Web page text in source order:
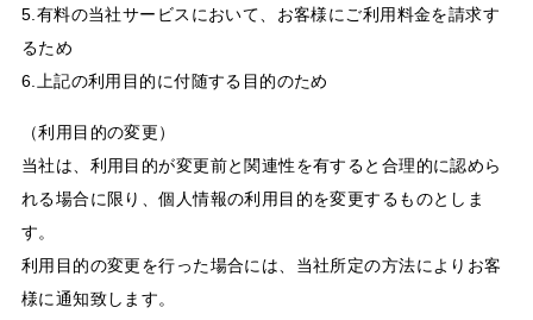
5.有料の当社サービスにおいて、お客様にご利用料金を請求す
るため
6.上記の利用目的に付随する目的のため
（利用目的の変更）
当社は、利用目的が変更前と関連性を有すると合理的に認めら
れる場合に限り、個人情報の利用目的を変更するものとしま
す。
利用目的の変更を行った場合には、当社所定の方法によりお客
様に通知致します。